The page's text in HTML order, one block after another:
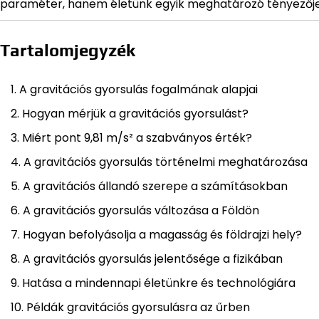
paraméter, hanem életünk egyik meghatározó
Tartalomjegyzék
A gravitációs gyorsulás fogalmának alapjai
Hogyan mérjük a gravitációs gyorsulást?
Miért pont 9,81 m/s² a szabványos érték?
A gravitációs gyorsulás történelmi meghatározása
A gravitációs állandó szerepe a számításokban
A gravitációs gyorsulás változása a Földön
Hogyan befolyásolja a magasság és földrajzi hely?
A gravitációs gyorsulás jelentősége a fizikában
Hatása a mindennapi életünkre és technológiára
Példák gravitációs gyorsulásra az űrben